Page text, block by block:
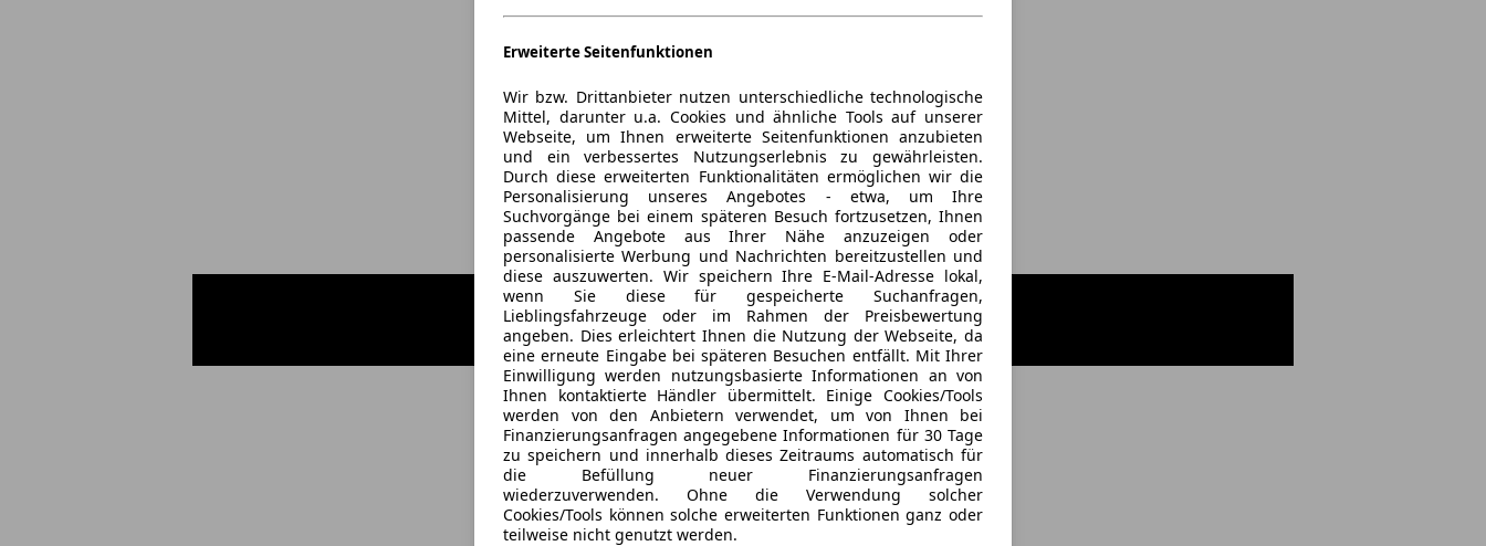
Erweiterte Seitenfunktionen
Wir bzw. Drittanbieter nutzen unterschiedliche technologische
Mittel, darunter u.a. Cookies und ähnliche Tools auf unserer
Webseite, um Ihnen erweiterte Seitenfunktionen anzubieten
und ein verbessertes Nutzungserlebnis zu gewährleisten.
Durch diese erweiterten Funktionalitäten ermöglichen wir die
Personalisierung unseres Angebotes - etwa, um Ihre
Suchvorgänge bei einem späteren Besuch fortzusetzen, Ihnen
passende Angebote aus Ihrer Nähe anzuzeigen oder
personalisierte Werbung und Nachrichten bereitzustellen und
diese auszuwerten. Wir speichern Ihre E-Mail-Adresse lokal,
wenn Sie diese für gespeicherte Suchanfragen,
Lieblingsfahrzeuge oder im Rahmen der Preisbewertung
angeben. Dies erleichtert Ihnen die Nutzung der Webseite, da
eine erneute Eingabe bei späteren Besuchen entfällt. Mit Ihrer
Einwilligung werden nutzungsbasierte Informationen an von
Ihnen kontaktierte Händler übermittelt. Einige Cookies/Tools
werden von den Anbietern verwendet, um von Ihnen bei
Finanzierungsanfragen angegebene Informationen für 30 Tage
zu speichern und innerhalb dieses Zeitraums automatisch für
die Befüllung neuer Finanzierungsanfragen
wiederzuverwenden. Ohne die Verwendung solcher
Cookies/Tools können solche erweiterten Funktionen ganz oder
teilweise nicht genutzt werden.